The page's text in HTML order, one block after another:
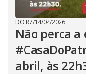
DO R7/14/04/2026
Não perca a
abril, às